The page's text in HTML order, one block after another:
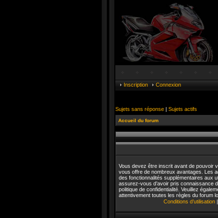
Inscription Connexion
Sujets sans réponse | Sujets actifs
Accueil du forum
Vous devez être inscrit avant de pouvoir
vous offre de nombreux avantages. Les
des fonctionnalités supplémentaires aux
assurez-vous d’avoir pris connaissance
politique de confidentialité. Veuillez
attentivement toutes les règles du forum
Conditions d’utilisation|